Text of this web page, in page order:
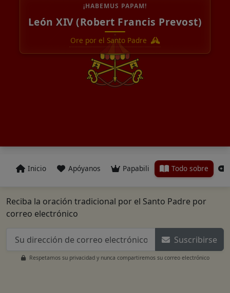
¡HABEMUS PAPAM!
León XIV (Robert Francis Prevost)
Ore por el Santo Padre
Inicio Apóyanos Papabili Todo sobre
Reciba la oración tradicional por el Santo Padre por
correo electrónico
Suscribirse
Respetamos su privacidad y nunca compartiremos su correo electrónico